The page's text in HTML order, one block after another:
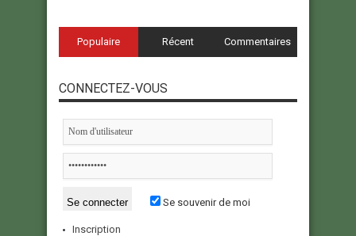
Populaire Récent Commentaires
CONNECTEZ-VOUS
Se souvenir de moi
Inscription